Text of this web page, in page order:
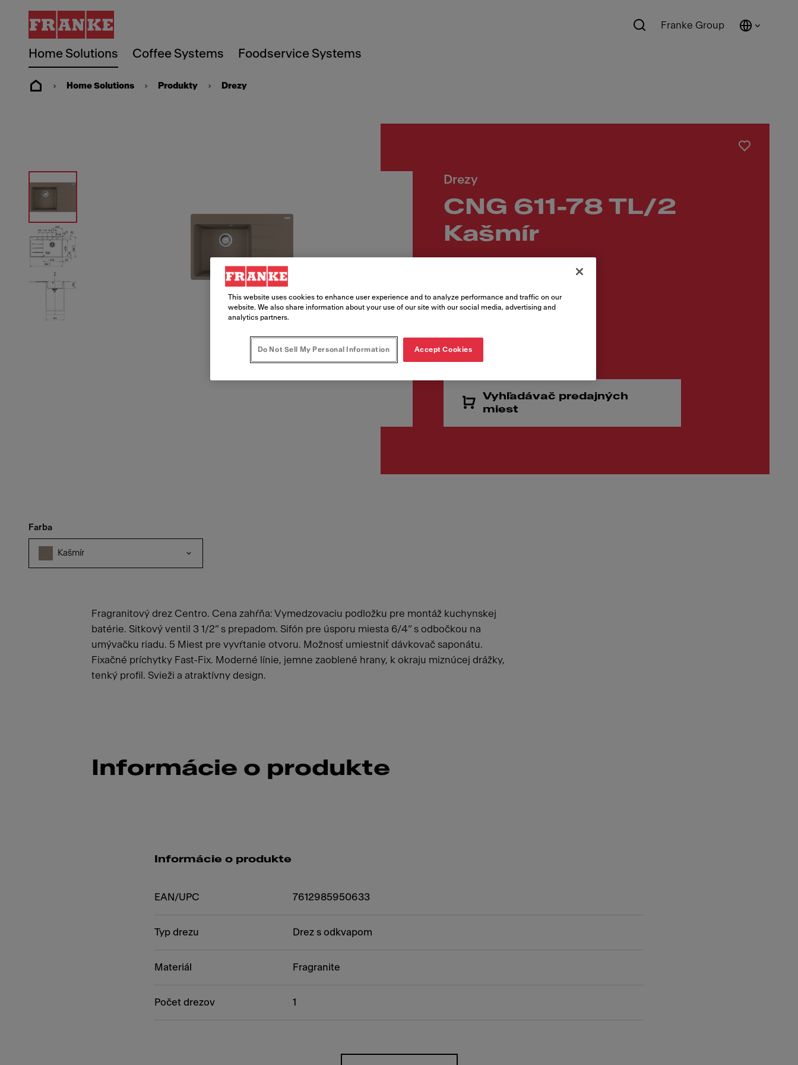
Home Solutions Coffee Systems Foodservice Systems
Franke Group
Home Solutions Produkty Drezy
Drezy
CNG 611-78 TL/2
Kašmír
€ 286.00
Vyhľadávač predajných
miest
Farba
Kašmír
Fragranitový drez Centro. Cena zahŕňa: Vymedzovaciu podložku pre montáž kuchynskej
batérie. Sitkový ventil 3 1/2“ s prepadom. Sifón pre úsporu miesta 6/4“ s odbočkou na
umývačku riadu. 5 Miest pre vyvŕtanie otvoru. Možnosť umiestniť dávkovač saponátu.
Fixačné príchytky Fast-Fix. Moderné línie, jemne zaoblené hrany, k okraju miznúcej drážky,
tenký profil. Svieži a atraktívny design.
Informácie o produkte
Informácie o produkte
EAN/UPC 7612985950633
Typ drezu Drez s odkvapom
Materiál Fragranite
Počet drezov 1
This website uses cookies to enhance user experience and to analyze performance and traffic on our
website. We also share information about your use of our site with our social media, advertising and
analytics partners.
Do Not Sell My Personal Information Accept Cookies